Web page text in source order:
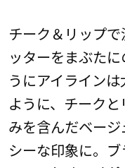
チーク＆リップ
ッターをまぶた
うにアイライン
ように、チーク
みを含んだベー
シーな印象に。